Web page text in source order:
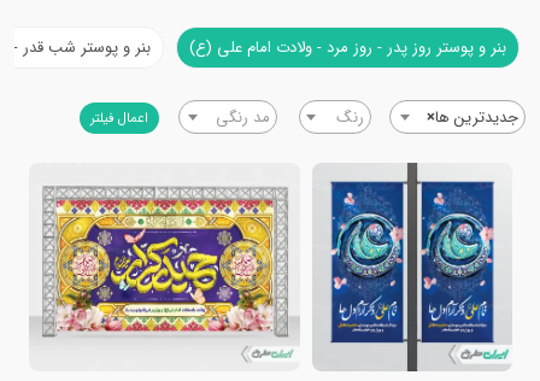
بنر و پوستر روز پدر - روز مرد - ولادت امام علی (ع) بنر و پوستر شب قدر -
×جدیدترین ها رنگ مد رنگی اعمال فیلتر